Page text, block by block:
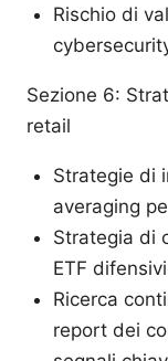
Rischio di
Sezione 6:
retail
Strategie di
averaging
Strategia di
ETF
Ricerca
report dei